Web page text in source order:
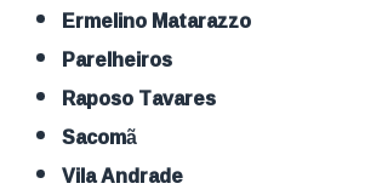
Ermelino Matarazzo
Parelheiros
Raposo Tavares
Sacomã
Vila Andrade